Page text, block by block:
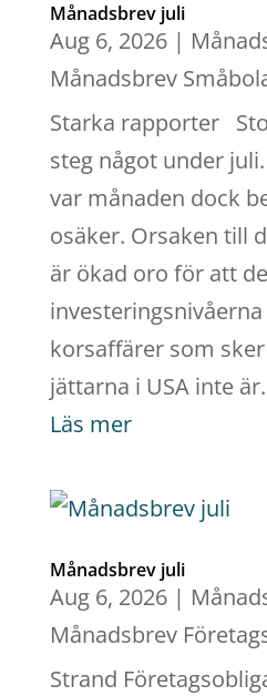
Månadsbrev juli
Aug 6, 2026|
Månadsbrev
Starka rapporter
steg något under
var månaden dock
osäker. Orsaken till
är ökad oro för att
korsaffärer som
jättarna i USA inte
Läs mer
Månadsbrev juli
Aug 6, 2026|
Månadsbrev
Strand